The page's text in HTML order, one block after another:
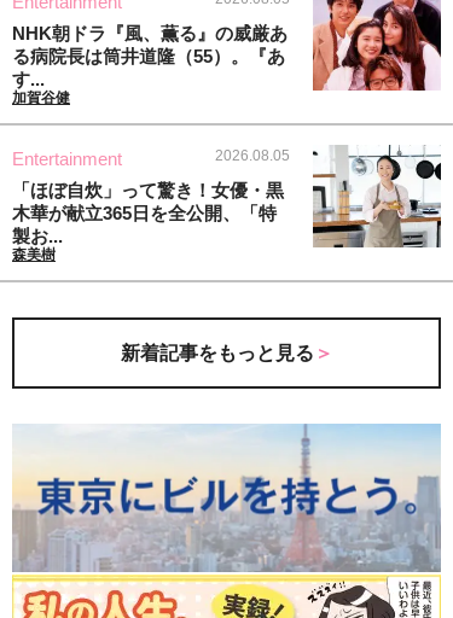
NHK朝ドラ『風、薫る』の威厳あ
る病院長は筒井道隆（55）。『あ
す...
加賀谷健
Entertainment 2026.08.05
「ほぼ自炊」って驚き！女優・黒
木華が献立365日を全公開、「特
製お...
森美樹
新着記事をもっと見る